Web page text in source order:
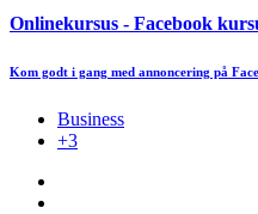
Onlinekursus - Facebook
Kom godt i gang med annoncering på
Business
+3